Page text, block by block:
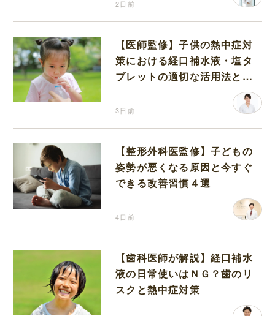
2日前
【医師監修】子供の熱中症対
策における経口補水液・塩タ
ブレットの適切な活用法と水
3日前
【整形外科医監修】子どもの
姿勢が悪くなる原因と今すぐ
できる改善習慣４選
4日前
【歯科医師が解説】経口補水
液の日常使いはＮＧ？歯のリ
スクと熱中症対策